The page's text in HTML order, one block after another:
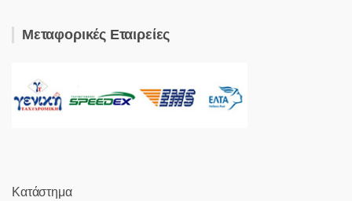
Μεταφορικές Εταιρείες
Κατάστημα